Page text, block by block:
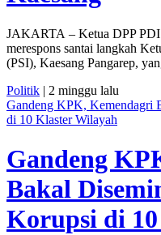
JAKARTA – Ketua DPP PDI
merespons santai langkah
(PSI), Kaesang Pangarep,
Politik | 2 minggu lalu
Gandeng KPK, Kemendagri
di 10 Klaster Wilayah
Gandeng
Bakal
Korupsi di